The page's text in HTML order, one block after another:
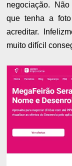
negociação.
que tenha a
acreditar.
muito difícil